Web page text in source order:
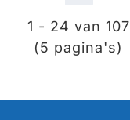
1 - 24 van 107
(5 pagina's)